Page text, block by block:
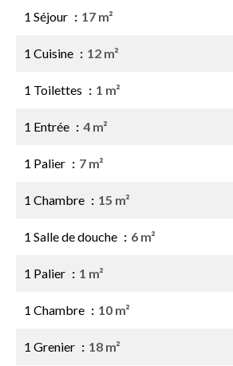
1 Séjour 17 m²
1 Cuisine 12 m²
1 Toilettes 1 m²
1 Entrée 4 m²
1 Palier 7 m²
1 Chambre 15 m²
1 Salle de douche 6 m²
1 Palier 1 m²
1 Chambre 10 m²
1 Grenier 18 m²